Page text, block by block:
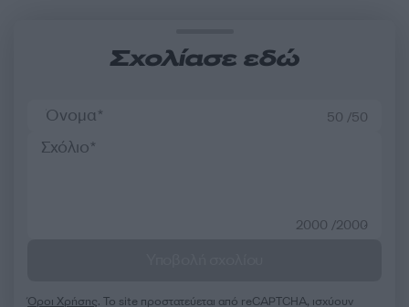
Σχολίασε εδώ
50 /50
2000 /2000
Όροι Χρήσης. Το site προστατεύεται από reCAPTCHA, ισχύουν